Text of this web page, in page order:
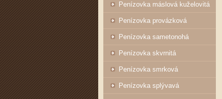
Penízovka máslová kuželovitá
Penízovka provázková
Penízovka sametonohá
Penízovka skvrnitá
Penízovka smrková
Penízovka splývavá